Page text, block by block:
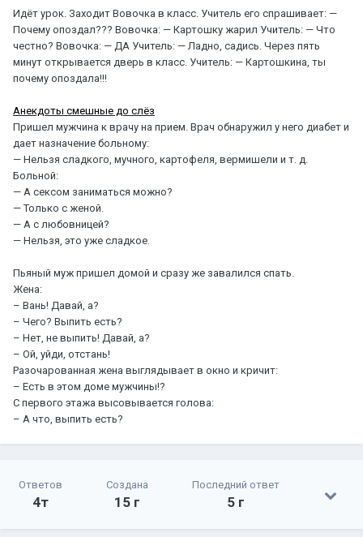
Идёт урок. Заходит Вовочка в класс. Учитель его спрашивает: —
Почему опоздал??? Вовочка: — Картошку жарил Учитель: — Что
честно? Вовочка: — ДА Учитель: — Ладно, садись. Через пять
минут открывается дверь в класс. Учитель: — Картошкина, ты
почему опоздала!!!
Анекдоты смешные до слёз
Пришел мужчина к врачу на прием. Врач обнаружил у него диабет и
дает назначение больному:
— Нельзя сладкого, мучного, картофеля, вермишели и т. д.
Больной:
— А cекcом заниматься можно?
— Только с женой.
— А с любовницей?
— Нельзя, это уже сладкое.
Пьяный муж пришел домой и сразу же завалился спать.
Жена:
– Вань! Давай, а?
– Чего? Выпить есть?
– Нет, не выпить! Давай, а?
– Ой, уйди, отстань!
Разочарованная жена выглядывает в окно и кричит:
– Есть в этом доме мужчины!?
С первого этажа высовывается голова:
– А что, выпить есть?
Ответов
4т
Создана
15 г
Последний ответ
5 г